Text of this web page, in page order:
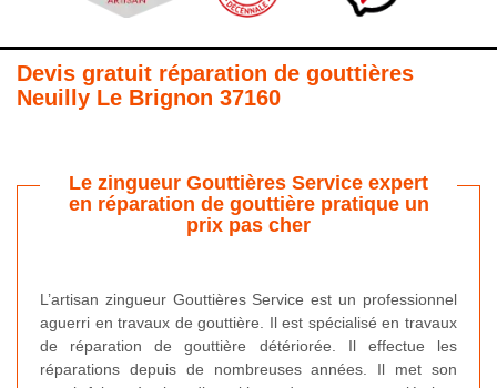
Devis gratuit réparation de gouttières
Neuilly Le Brignon 37160
Le zingueur Gouttières Service expert
en réparation de gouttière pratique un
prix pas cher
L’artisan zingueur Gouttières Service est un professionnel
aguerri en travaux de gouttière. Il est spécialisé en travaux
de réparation de gouttière détériorée. Il effectue les
réparations depuis de nombreuses années. Il met son